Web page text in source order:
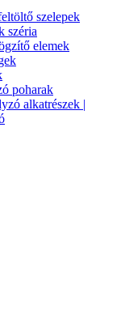
szelepek
széria
elemek
poharak
alkatrészek |